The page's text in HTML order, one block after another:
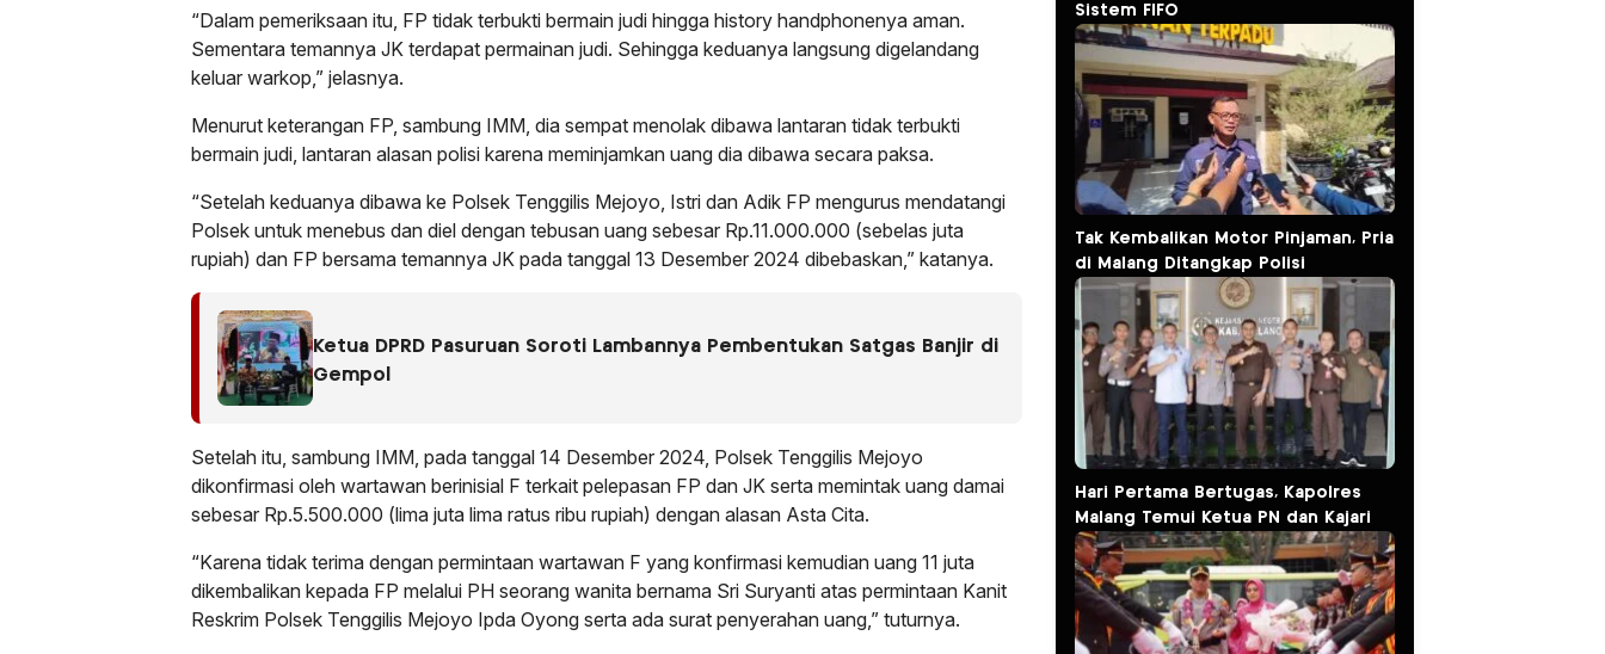
“Dalam pemeriksaan itu, FP tidak terbukti bermain judi hingga history handphonenya aman.
Sementara temannya JK terdapat permainan judi. Sehingga keduanya langsung digelandang
keluar warkop,” jelasnya.
Menurut keterangan FP, sambung IMM, dia sempat menolak dibawa lantaran tidak terbukti
bermain judi, lantaran alasan polisi karena meminjamkan uang dia dibawa secara paksa.
“Setelah keduanya dibawa ke Polsek Tenggilis Mejoyo, Istri dan Adik FP mengurus mendatangi
Polsek untuk menebus dan diel dengan tebusan uang sebesar Rp.11.000.000 (sebelas juta
rupiah) dan FP bersama temannya JK pada tanggal 13 Desember 2024 dibebaskan,” katanya.
Ketua DPRD Pasuruan Soroti Lambannya Pembentukan Satgas Banjir di
Gempol
Setelah itu, sambung IMM, pada tanggal 14 Desember 2024, Polsek Tenggilis Mejoyo
dikonfirmasi oleh wartawan berinisial F terkait pelepasan FP dan JK serta memintak uang damai
sebesar Rp.5.500.000 (lima juta lima ratus ribu rupiah) dengan alasan Asta Cita.
“Karena tidak terima dengan permintaan wartawan F yang konfirmasi kemudian uang 11 juta
dikembalikan kepada FP melalui PH seorang wanita bernama Sri Suryanti atas permintaan Kanit
Reskrim Polsek Tenggilis Mejoyo Ipda Oyong serta ada surat penyerahan uang,” tuturnya.
Sistem FIFO
Tak Kembalikan Motor Pinjaman, Pria
di Malang Ditangkap Polisi
Hari Pertama Bertugas, Kapolres
Malang Temui Ketua PN dan Kajari